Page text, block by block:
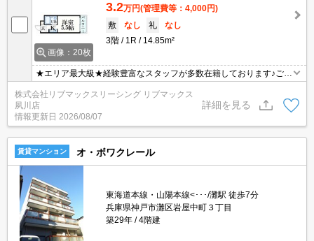
画像：20枚
3.2万円(管理費等：4,000円)
敷
なし 礼
なし
3階
1R 14.85m²
★エリア最大級★経験豊富なスタッフが多数在籍しております♪ご要
望がありましたらお申し付けください！初期費用クレジット支払可
能！オンライン内覧・オンライン契約等弊社に一度も来店せずとも
問題ありません♪弊社ではネットに掲載されている物件も全てご紹介
可能になりますので気になる物件は全て申し付けください★敷金・
礼金ゼロ円です！
株式会社リブマックスリーシング リブマックス
夙川店
情報更新日 2026/08/07
詳細を見る
賃貸マンション オ・ボワクレール
東海道本線・山陽本線<･･･/灘駅 徒歩7分
兵庫県神戸市灘区岩屋中町３丁目
築29年
4階建